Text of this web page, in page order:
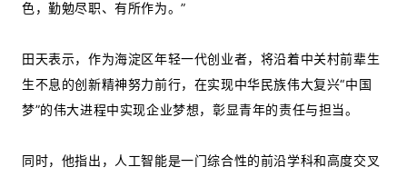
色，勤勉尽职、有所作为。”
田天表示，作为海淀区年轻一代创业者，将沿着中关村前辈生
生不息的创新精神努力前行，在实现中华民族伟大复兴“中国
梦”的伟大进程中实现企业梦想，彰显青年的责任与担当。
同时，他指出，人工智能是一门综合性的前沿学科和高度交叉